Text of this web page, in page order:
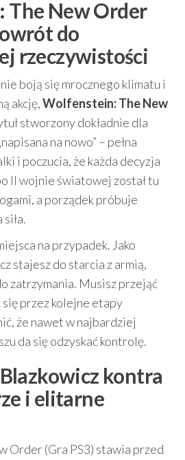
New Order
do
rzeczywistości
boją się mrocznego klimatu i
akcję,Wolfenstein: The New
stworzony dokładnie dla
na nowo” – pełna
i poczucia, że każda decyzja
II wojnie światowej został tu
a porządek próbuje
na przypadek. Jako
stajesz do starcia z armią,
zatrzymania. Musisz przejąć
przez kolejne etapy
że nawet w najbardziej
da się odzyskać kontrolę.
kontra
i elitarne
Order (Gra PS3) stawia przed